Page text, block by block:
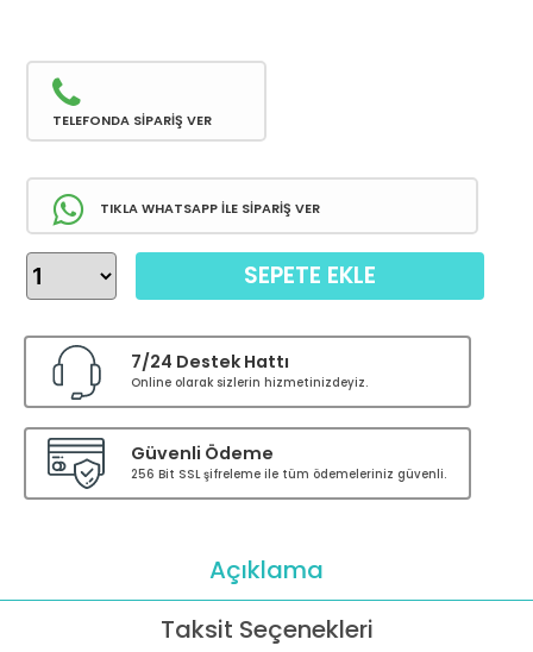
TELEFONDA SİPARİŞ VER
TIKLA WHATSAPP İLE SİPARİŞ VER
SEPETE EKLE
7/24 Destek Hattı
Online olarak sizlerin hizmetinizdeyiz.
Güvenli Ödeme
256 Bit SSL şifreleme ile tüm ödemeleriniz güvenli.
Açıklama
Taksit Seçenekleri